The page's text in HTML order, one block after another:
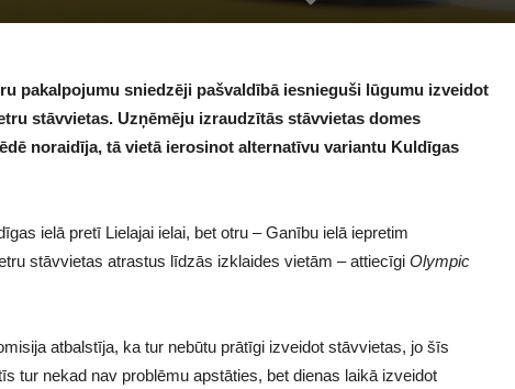
pakalpojumu sniedzēji pašvaldībā iesnieguši lūgumu izveidot
stāvvietas. Uzņēmēju izraudzītās stāvvietas domes
noraidīja, tā vietā ierosinot alternatīvu variantu Kuldīgas
ielā pretī Lielajai ielai, bet otru – Ganību ielā iepretim
stāvvietas atrastus līdzās izklaides vietām – attiecīgi Olympic
atbalstīja, ka tur nebūtu prātīgi izveidot stāvvietas, jo šīs
tur nekad nav problēmu apstāties, bet dienas laikā izveidot